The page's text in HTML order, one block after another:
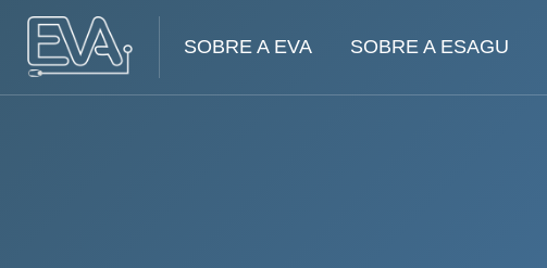
SOBRE A EVA SOBRE A ESAGU